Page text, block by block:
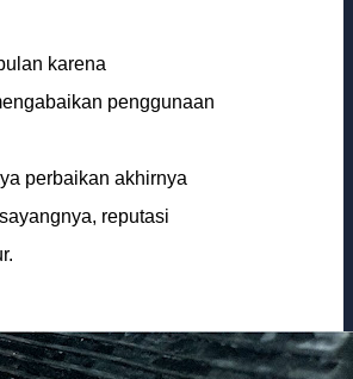
karena
penggunaan
perbaikan akhirnya
reputasi